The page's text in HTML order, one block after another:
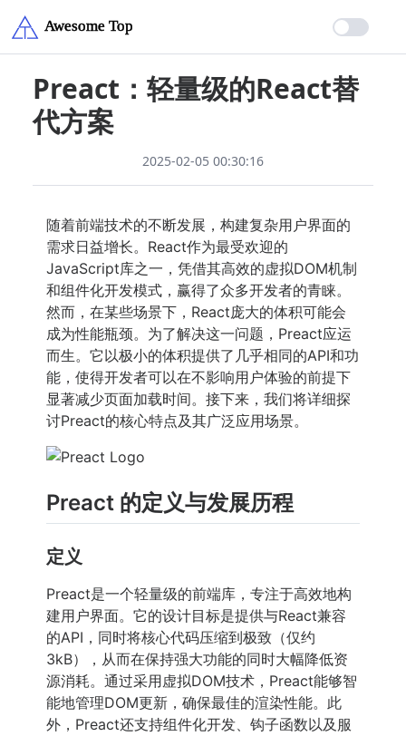
Preact：轻量级的React替
代方案
2025-02-05 00:30:16
随着前端技术的不断发展，构建复杂用户界面的
需求日益增长。React作为最受欢迎的
JavaScript库之一，凭借其高效的虚拟DOM机制
和组件化开发模式，赢得了众多开发者的青睐。
然而，在某些场景下，React庞大的体积可能会
成为性能瓶颈。为了解决这一问题，Preact应运
而生。它以极小的体积提供了几乎相同的API和功
能，使得开发者可以在不影响用户体验的前提下
显著减少页面加载时间。接下来，我们将详细探
讨Preact的核心特点及其广泛应用场景。
Preact 的定义与发展历程
定义
Preact是一个轻量级的前端库，专注于高效地构
建用户界面。它的设计目标是提供与React兼容
的API，同时将核心代码压缩到极致（仅约
3kB），从而在保持强大功能的同时大幅降低资
源消耗。通过采用虚拟DOM技术，Preact能够智
能地管理DOM更新，确保最佳的渲染性能。此
外，Preact还支持组件化开发、钩子函数以及服